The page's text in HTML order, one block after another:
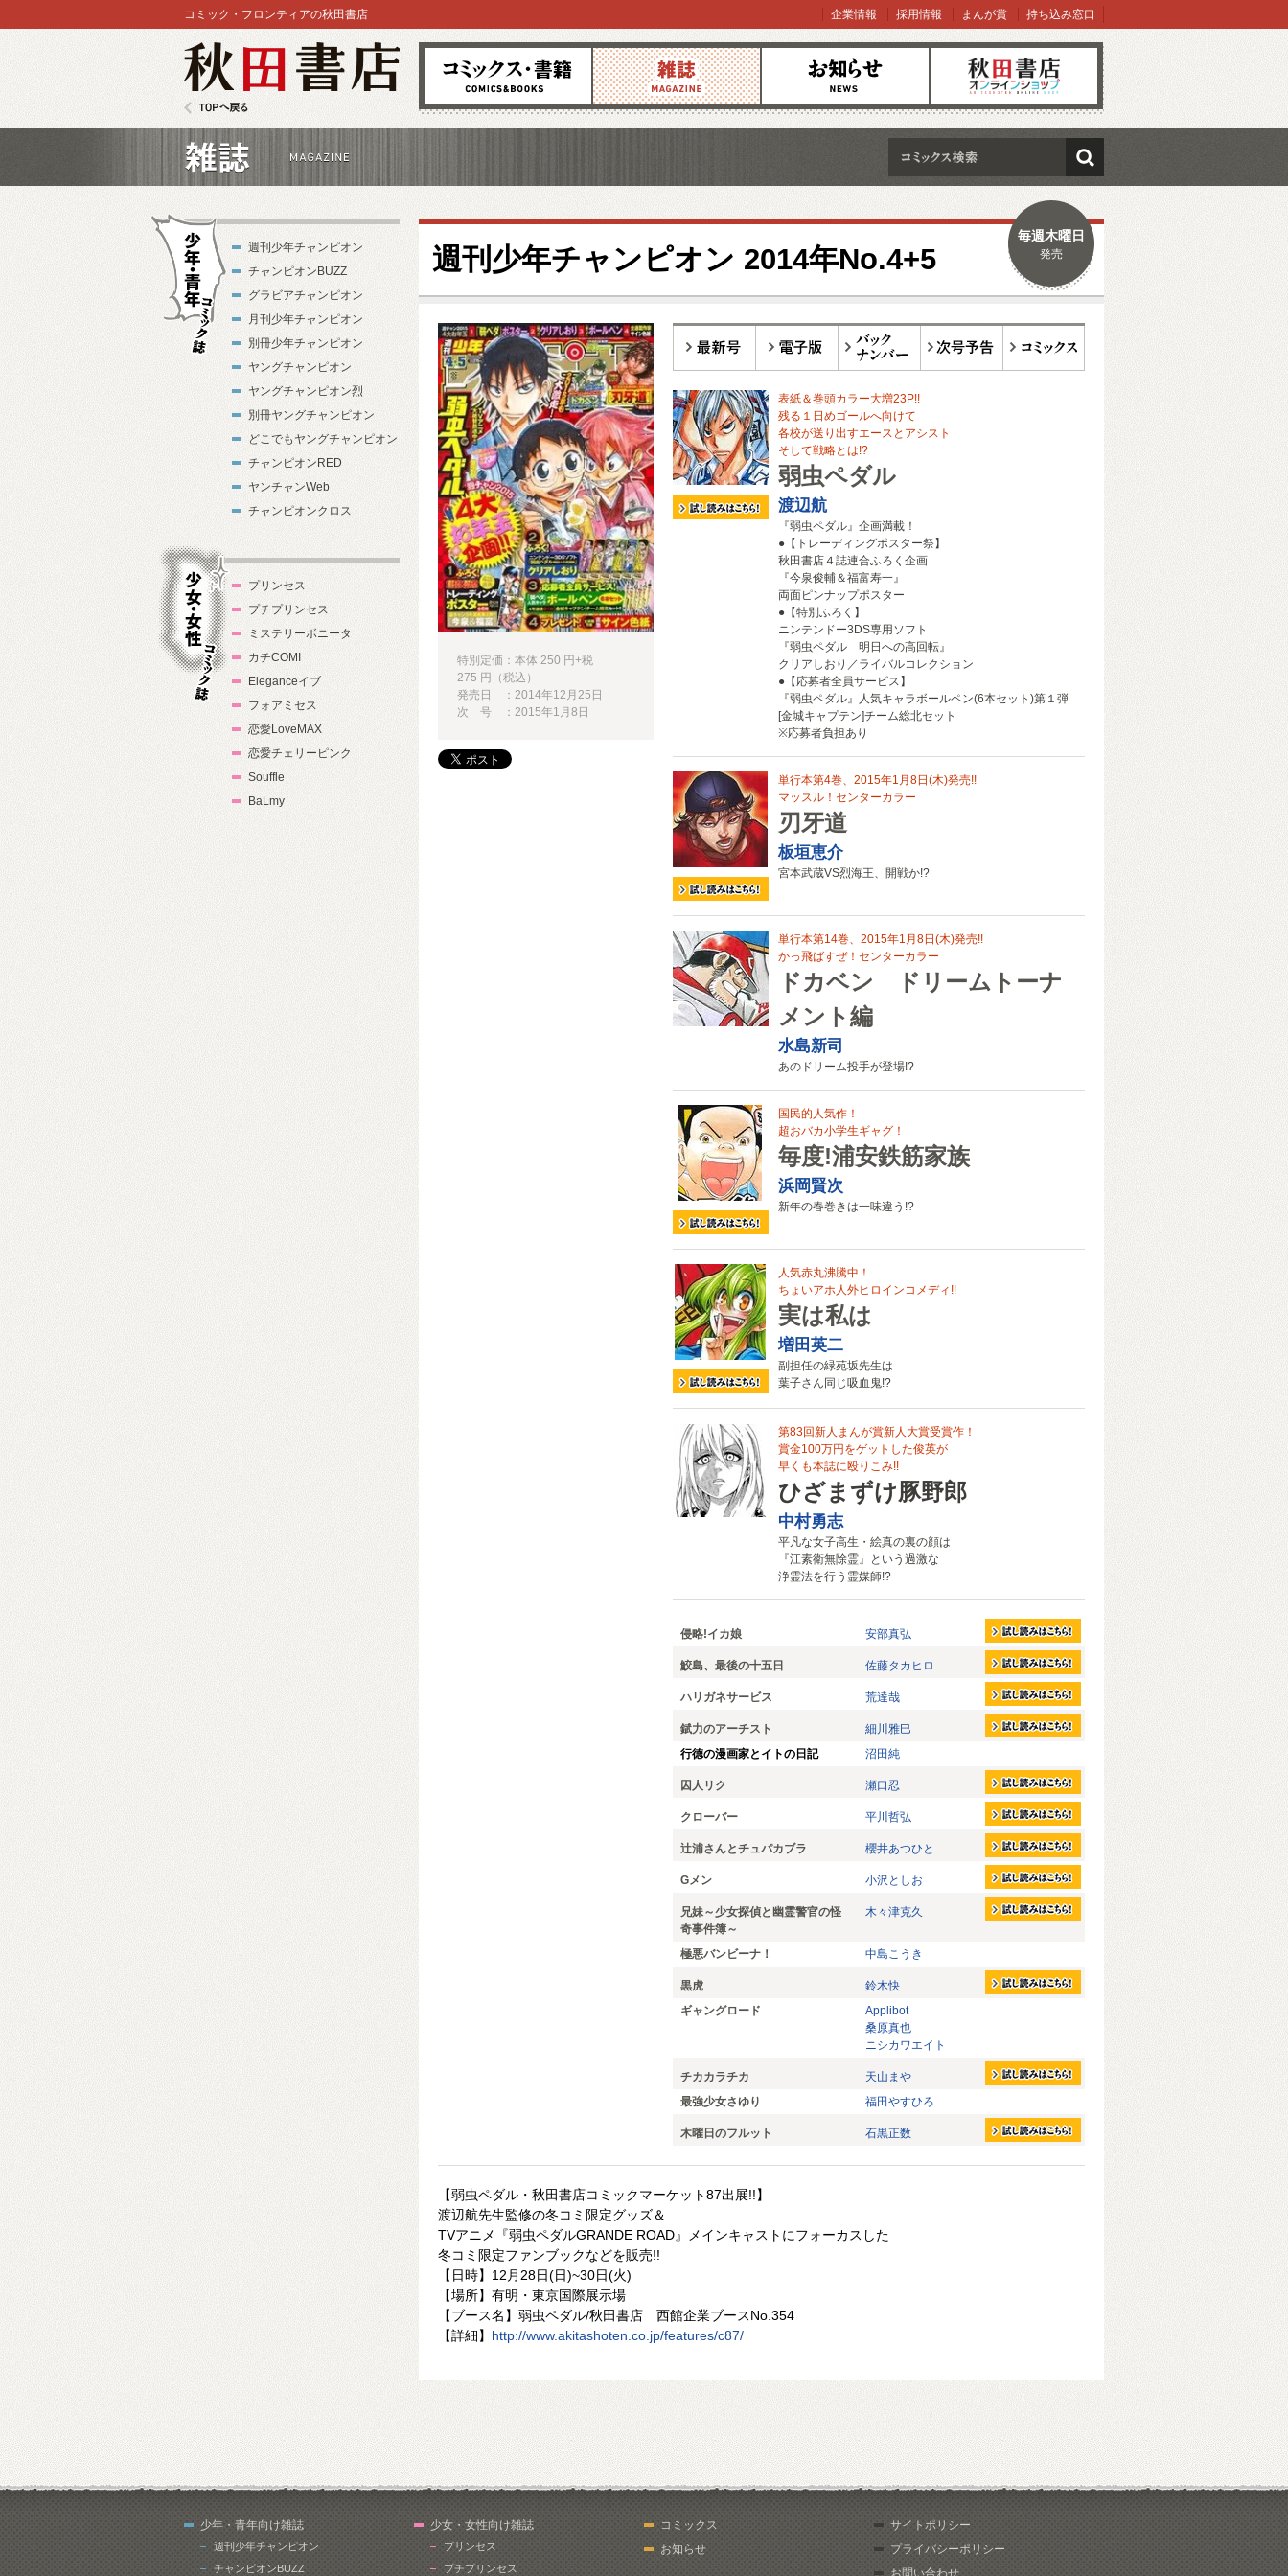
秋田書店
コミックス 雑誌 お知らせ オンラインショップ
TOPへ戻る
コミック・フロンティアの秋田書店 企業情報 採用情報 まんが賞 持ち込み窓口
検索
週刊少年チャンピオン 2014年No.4+5
毎週木曜日
発売
表紙＆巻頭カラー大増23P!!
残る１日めゴールへ向けて
各校が送り出すエースとアシスト
そして戦略とは!?
弱虫ペダル
渡辺航
『弱虫ペダル』企画満載！
●【トレーディングポスター祭】
秋田書店４誌連合ふろく企画
『今泉俊輔＆福富寿一』
両面ピンナップポスター
●【特別ふろく】
ニンテンドー3DS専用ソフト
『弱虫ペダル 明日への高回転』
クリアしおり／ライバルコレクション
●【応募者全員サービス】
『弱虫ペダル』人気キャラボールペン(6本セット)第１弾
[金城キャプテン]チーム総北セット
※応募者負担あり
単行本第4巻、2015年1月8日(木)発売!!
マッスル！センターカラー
刃牙道
板垣恵介
宮本武蔵VS烈海王、開戦か!?
単行本第14巻、2015年1月8日(木)発売!!
かっ飛ばすぜ！センターカラー
ドカベン ドリームトーナ
メント編
水島新司
あのドリーム投手が登場!?
国民的人気作！
超おバカ小学生ギャグ！
毎度!浦安鉄筋家族
浜岡賢次
新年の春巻きは一味違う!?
人気赤丸沸騰中！
ちょいアホ人外ヒロインコメディ!!
実は私は
増田英二
副担任の緑苑坂先生は
葉子さん同じ吸血鬼!?
第83回新人まんが賞新人大賞受賞作！
賞金100万円をゲットした俊英が
早くも本誌に殴りこみ!!
ひざまずけ豚野郎
中村勇志
平凡な女子高生・絵真の裏の顔は
『江素衛無除霊』という過激な
浄霊法を行う霊媒師!?
侵略!イカ娘 安部真弘
鮫島、最後の十五日 佐藤タカヒロ
ハリガネサービス 荒達哉
錻力のアーチスト
細川雅巳
行徳の漫画家とイトの日記
沼田純
囚人リク 瀬口忍
クローバー 平川哲弘
辻浦さんとチュパカブラ 櫻井あつひと
Gメン 小沢としお
兄妹～少女探偵と幽霊警官の怪
奇事件簿～
木々津克久
極悪バンビーナ！ 中島こうき
黒虎
鈴木快
ギャングロード
Applibot
桑原真也
ニシカワエイト
チカカラチカ
天山まや
最強少女さゆり
福田やすひろ
木曜日のフルット 石黒正数
特別定価：本体 250 円+税
275 円（税込）
発売日 ：2014年12月25日
次 号 ：2015年1月8日
【弱虫ペダル・秋田書店コミックマーケット87出展!!】
渡辺航先生監修の冬コミ限定グッズ＆
TVアニメ『弱虫ペダルGRANDE ROAD』メインキャストにフォーカスした
冬コミ限定ファンブックなどを販売!!
【日時】12月28日(日)~30日(火)
【場所】有明・東京国際展示場
【ブース名】弱虫ペダル/秋田書店 西館企業ブースNo.354
【詳細】 http://www.akitashoten.co.jp/features/c87/
少年・青年コ
週刊少年チャンピオン
チャンピオンBUZZ
グラビアチャンピオン
月刊少年チャンピオン
別冊少年チャンピオン
ヤングチャンピオン
ヤングチャンピオン烈
別冊ヤングチャンピオン
どこでもヤングチャンピオン
チャンピオンRED
ヤンチャンWeb
チャンピオンクロス
プリンセス
プチプリンセス
ミステリーボニータ
カチCOMI
Eleganceイブ
フォアミセス
恋愛LoveMAX
恋愛チェリーピンク
Souffle
BaLmy
少年・青年向け雑誌
週刊少年チャンピオン
チャンピオンBUZZ
少女・女性向け雑誌
プリンセス
プチプリンセス
コミックス
お知らせ
サイトポリシー
プライバシーポリシー
お問い合わせ